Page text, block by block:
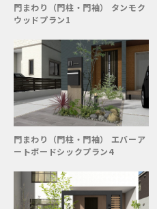
門まわり（門柱・門袖） タンモク
ウッドプラン1
門まわり（門柱・門袖） エバーア
ートボードシックプラン4